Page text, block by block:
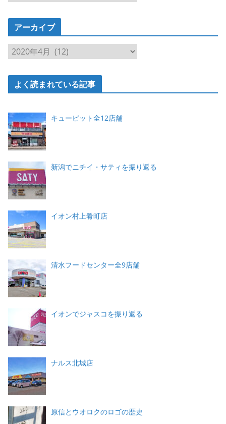
テ
ゴ
ー
アーカイブ
ア
ー
カ
よく読まれている記事
キューピット全12店舗
新潟でニチイ・サティを振り返る
イオン村上肴町店
清水フードセンター全9店舗
イオンでジャスコを振り返る
ナルス北城店
原信とウオロクのロゴの歴史